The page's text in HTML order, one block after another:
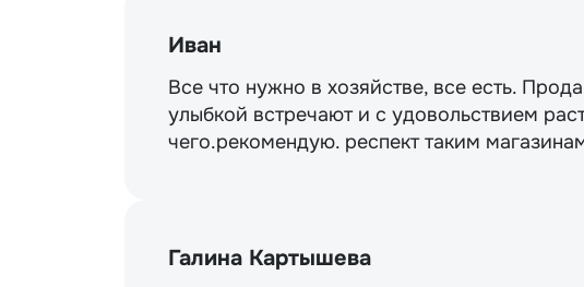
Иван
Все что нужно в хозяйстве, все есть.
улыбкой встречают и с удовольствием
чего.рекомендую. респект таким
Галина Картышева